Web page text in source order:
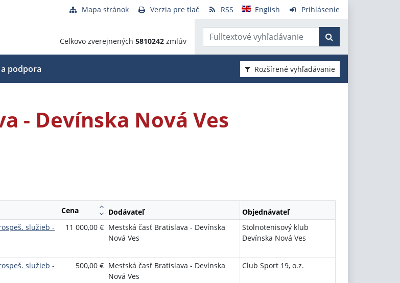
Mapa stránok Verzia pre tlač RSS English Prihlásenie
Celkovo zverejnených 5810242 zmlúv
podpora Rozšírené vyhľadávanie
- Devínska Nová Ves
Cena Dodávateľ Objednávateľ
služieb -
11 000,00 € Mestská časť Bratislava - Devínska
Nová Ves
Stolnotenisový klub
Devínska Nová Ves
služieb -
500,00 € Mestská časť Bratislava - Devínska
Nová Ves
Club Sport 19, o.z.